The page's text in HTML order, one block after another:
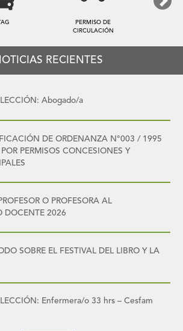
TAG
PERMISO DE
CIRCULACIÓN
Next
RECIENTES
Abogado/a
DE ORDENANZA N°003 / 1995
PERMISOS CONCESIONES Y
O PROFESORA AL
DOCENTE 2026
SOBRE EL FESTIVAL DEL LIBRO Y LA
Enfermera/o 33 hrs – Cesfam